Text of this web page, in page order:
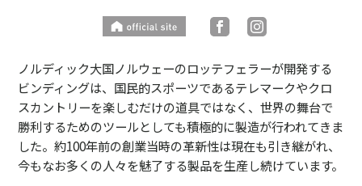
ノルディック大国ノルウェーのロッテフェラーが開発する
ビンディングは、国民的スポーツであるテレマークやクロ
スカントリーを楽しむだけの道具ではなく、世界の舞台で
勝利するためのツールとしても積極的に製造が行われてきま
した。約100年前の創業当時の革新性は現在も引き継がれ、
今もなお多くの人々を魅了する製品を生産し続けています。